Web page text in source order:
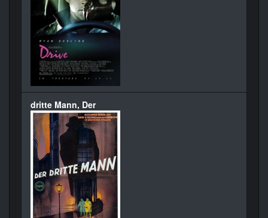
dritte Mann, Der